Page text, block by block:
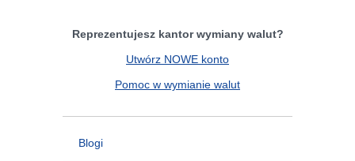
Reprezentujesz kantor wymiany walut?
Utwórz NOWE konto
Pomoc w wymianie walut
Blogi